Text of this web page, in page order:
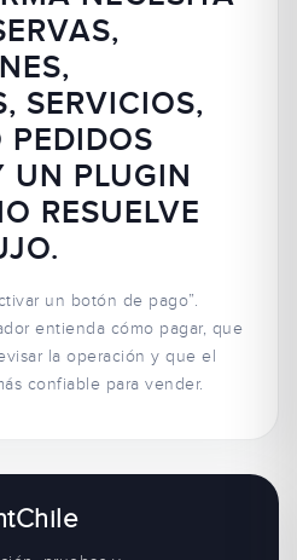
SERVICIOS,
PEDIDOS
UN PLUGIN
RESUELVE
un botón de pago”.
entienda cómo pagar, que
la operación y que el
confiable para vender.